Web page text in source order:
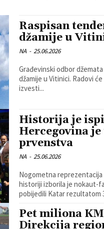
Raspisan
džamije u
NA - 25.06.2026
Građevinski odbor
džamije u Vitinici. Radovi će se izvoditi etapno, a u prvoj fazi potrebno je
izvesti...
Historija je
Hercegovina
prvenstva
NA - 25.06.2026
Nogometna
historiji izborila je nokaut-fazu
pobijedili Katar rezultatom
Pet miliona
Direkcija